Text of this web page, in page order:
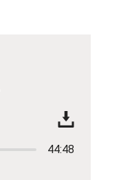
44:48